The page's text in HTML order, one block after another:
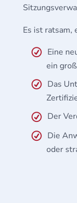
Es ist ratsam,
Eine
ein
Das
Der
Die
oder